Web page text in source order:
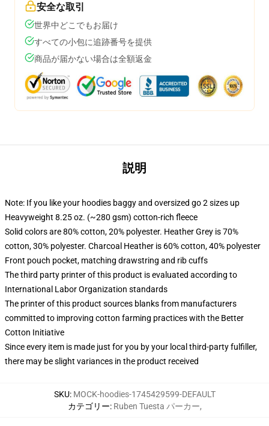
安全な取引
世界中どこでもお届け
すべての小包に追跡番号を提供
商品が届かない場合は全額返金
説明
Note: If you like your hoodies baggy and oversized go 2 sizes up
Heavyweight 8.25 oz. (~280 gsm) cotton-rich fleece
Solid colors are 80% cotton, 20% polyester. Heather Grey is 70%
cotton, 30% polyester. Charcoal Heather is 60% cotton, 40% polyester
Front pouch pocket, matching drawstring and rib cuffs
The third party printer of this product is evaluated according to
International Labor Organization standards
The printer of this product sources blanks from manufacturers
committed to improving cotton farming practices with the Better
Cotton Initiative
Since every item is made just for you by your local third-party fulfiller,
there may be slight variances in the product received
SKU: MOCK-hoodies-1745429599-DEFAULT
カテゴリー: Ruben Tuesta パーカー,